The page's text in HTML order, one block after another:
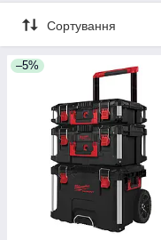
Сортування
–5%